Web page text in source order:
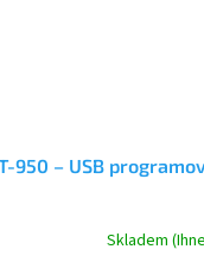
950 – USB
Skladem